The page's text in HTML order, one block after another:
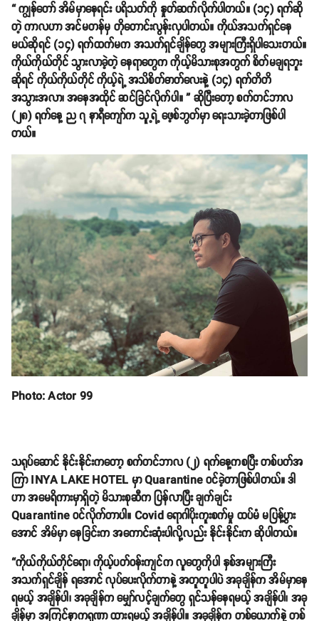
“ ကျွန်တော် အိမ်မှာနေရင်း ပရိသတ်ကို နှုတ်ဆက်လိုက်ပါတယ်။ (၁၄) ရက်ဆို
တဲ့ ကာလဟာ အင်မတန်မှ တိုတောင်းလွန်းလှပါတယ်။ ကိုယ်အသက်ရှင်နေ
မယ်ဆိုရင် (၁၄) ရက်ထက်မက အသက်ရှင်ချိန်တွေ အများကြီးရှိပါသေးတယ်။
ကိုယ်ကိုယ်တိုင် သွားလာခဲ့တဲ့ နေရာတွေက ကိုယ့်မိသားစုအတွက် စိတ်မချရဘူး
ဆိုရင် ကိုယ်ကိုယ်တိုင် ကိုယ့်ရဲ့ အသိစိတ်ဓာတ်လေးနဲ့ (၁၄) ရက်တိတိ
အသွားအလာ၊ အနေအထိုင် ဆင်ခြင်လိုက်ပါ။ ” ဆိုပြီးတော့ စက်တင်ဘာလ
(၂၈) ရက်နေ့ ည ၇ နာရီကျော်က သူ့ရဲ့ ဖေ့စ်ဘွတ်မှာ ရေးသားခဲ့တာဖြစ်ပါ
တယ်။
Photo: Actor 99
သရုပ်ဆောင် နိုင်းနိုင်းကတော့ စက်တင်ဘာလ (၂) ရက်နေ့ကစပြီး တစ်ပတ်အ
ကြာ INYA LAKE HOTEL မှာ Quarantine ဝင်ခဲ့တာဖြစ်ပါတယ်။ ဒါ
ဟာ အမေရိကားမှာရှိတဲ့ မိသားစုဆီက ပြန်လာပြီး ချက်ချင်း
Quarantine ဝင်လိုက်တာပါ။ Covid ရောဂါပိုးကူးစက်မှု ထပ်မံ မပြန့်ပွား
အောင် အိမ်မှာ နေခြင်းက အကောင်းဆုံးပါလို့လည်း နိုင်းနိုင်းက ဆိုပါတယ်။
“ကိုယ်ကိုယ်တိုင်ရော၊ ကိုယ့်ပတ်ဝန်းကျင်က လူတွေကိုပါ နှစ်အများကြီး
အသက်ရှင်ချိန် ရအောင် လုပ်ပေးလိုက်တာနဲ့ အတူတူပါပဲ အခုချိန်က အိမ်မှာနေ
ရမယ့် အချိန်ပါ၊ အခုချိန်က မျှော်လင့်ချက်တွေ ရှင်သန်နေရမယ့် အချိန်ပါ၊ အခု
ချိန်မှာ အကြင်နာကရုဏာ ထားရမယ့် အချိန်ပါ။ အခုချိန်က တစ်ယောက်နဲ့ တစ်